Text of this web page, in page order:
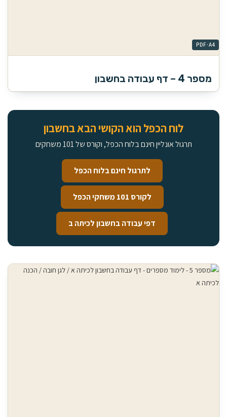
מספר 4 – דף עבודה בחשבון
לוח הכפל הוא הקושי הבא בחשבון
תרגול אונליין חינם בלוח הכפל, וקורס של 101 משחקים
לתרגול חינם בלוח הכפל
לקורס 101 משחקי הכפל
דפי עבודה בחשבון לכיתה ב